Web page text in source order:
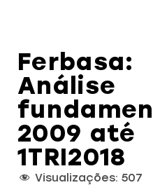
Ferbasa:
Análise
2009 até
1TRI2018
Visualizações: 507